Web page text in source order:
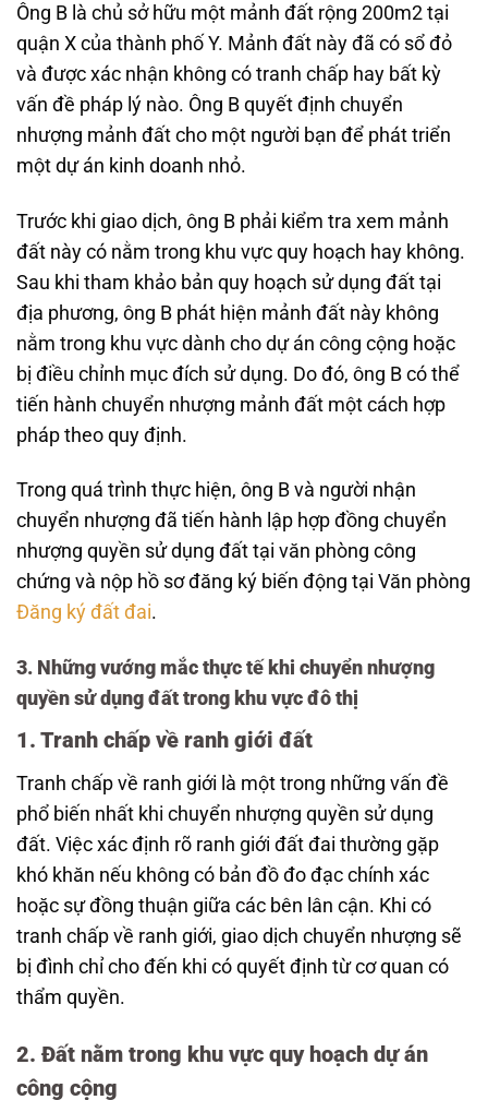
Ông B là chủ sở hữu một mảnh đất rộng 200m2 tại
quận X của thành phố Y. Mảnh đất này đã có sổ đỏ
và được xác nhận không có tranh chấp hay bất kỳ
vấn đề pháp lý nào. Ông B quyết định chuyển
nhượng mảnh đất cho một người bạn để phát triển
một dự án kinh doanh nhỏ.
Trước khi giao dịch, ông B phải kiểm tra xem mảnh
đất này có nằm trong khu vực quy hoạch hay không.
Sau khi tham khảo bản quy hoạch sử dụng đất tại
địa phương, ông B phát hiện mảnh đất này không
nằm trong khu vực dành cho dự án công cộng hoặc
bị điều chỉnh mục đích sử dụng. Do đó, ông B có thể
tiến hành chuyển nhượng mảnh đất một cách hợp
pháp theo quy định.
Trong quá trình thực hiện, ông B và người nhận
chuyển nhượng đã tiến hành lập hợp đồng chuyển
nhượng quyền sử dụng đất tại văn phòng công
chứng và nộp hồ sơ đăng ký biến động tại Văn phòng
Đăng ký đất đai.
3. Những vướng mắc thực tế khi chuyển nhượng
quyền sử dụng đất trong khu vực đô thị
1. Tranh chấp về ranh giới đất
Tranh chấp về ranh giới là một trong những vấn đề
phổ biến nhất khi chuyển nhượng quyền sử dụng
đất. Việc xác định rõ ranh giới đất đai thường gặp
khó khăn nếu không có bản đồ đo đạc chính xác
hoặc sự đồng thuận giữa các bên lân cận. Khi có
tranh chấp về ranh giới, giao dịch chuyển nhượng sẽ
bị đình chỉ cho đến khi có quyết định từ cơ quan có
thẩm quyền.
2. Đất nằm trong khu vực quy hoạch dự án
công cộng